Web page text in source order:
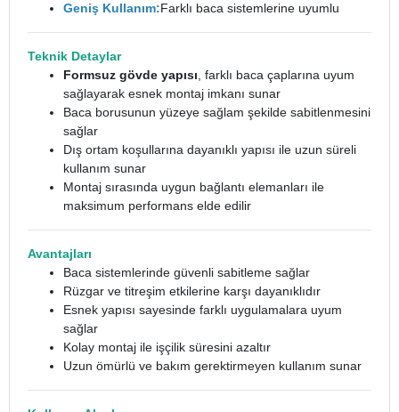
Geniş Kullanım:Farklı baca sistemlerine uyumlu
Teknik Detaylar
Formsuz gövde yapısı , farklı baca çaplarına uyum
sağlayarak esnek montaj imkanı sunar
Baca borusunun yüzeye sağlam şekilde sabitlenmesini
sağlar
Dış ortam koşullarına dayanıklı yapısı ile uzun süreli
kullanım sunar
Montaj sırasında uygun bağlantı elemanları ile
maksimum performans elde edilir
Avantajları
Baca sistemlerinde güvenli sabitleme sağlar
Rüzgar ve titreşim etkilerine karşı dayanıklıdır
Esnek yapısı sayesinde farklı uygulamalara uyum
sağlar
Kolay montaj ile işçilik süresini azaltır
Uzun ömürlü ve bakım gerektirmeyen kullanım sunar